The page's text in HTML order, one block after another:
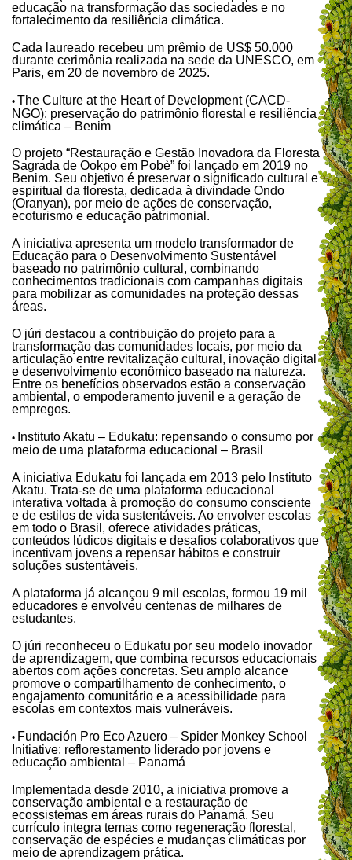
educação na transformação das sociedades e no
fortalecimento da resiliência climática.
Cada laureado recebeu um prêmio de US$ 50.000
durante cerimônia realizada na sede da UNESCO, em
Paris, em 20 de novembro de 2025.
• The Culture at the Heart of Development (CACD-
NGO): preservação do patrimônio florestal e resiliência
climática – Benim
O projeto “Restauração e Gestão Inovadora da Floresta
Sagrada de Ookpo em Pobè” foi lançado em 2019 no
Benim. Seu objetivo é preservar o significado cultural e
espiritual da floresta, dedicada à divindade Ondo
(Oranyan), por meio de ações de conservação,
ecoturismo e educação patrimonial.
A iniciativa apresenta um modelo transformador de
Educação para o Desenvolvimento Sustentável
baseado no patrimônio cultural, combinando
conhecimentos tradicionais com campanhas digitais
para mobilizar as comunidades na proteção dessas
áreas.
O júri destacou a contribuição do projeto para a
transformação das comunidades locais, por meio da
articulação entre revitalização cultural, inovação digital
e desenvolvimento econômico baseado na natureza.
Entre os benefícios observados estão a conservação
ambiental, o empoderamento juvenil e a geração de
empregos.
• Instituto Akatu – Edukatu: repensando o consumo por
meio de uma plataforma educacional – Brasil
A iniciativa Edukatu foi lançada em 2013 pelo Instituto
Akatu. Trata-se de uma plataforma educacional
interativa voltada à promoção do consumo consciente
e de estilos de vida sustentáveis. Ao envolver escolas
em todo o Brasil, oferece atividades práticas,
conteúdos lúdicos digitais e desafios colaborativos que
incentivam jovens a repensar hábitos e construir
soluções sustentáveis.
A plataforma já alcançou 9 mil escolas, formou 19 mil
educadores e envolveu centenas de milhares de
estudantes.
O júri reconheceu o Edukatu por seu modelo inovador
de aprendizagem, que combina recursos educacionais
abertos com ações concretas. Seu amplo alcance
promove o compartilhamento de conhecimento, o
engajamento comunitário e a acessibilidade para
escolas em contextos mais vulneráveis.
• Fundación Pro Eco Azuero – Spider Monkey School
Initiative: reflorestamento liderado por jovens e
educação ambiental – Panamá
Implementada desde 2010, a iniciativa promove a
conservação ambiental e a restauração de
ecossistemas em áreas rurais do Panamá. Seu
currículo integra temas como regeneração florestal,
conservação de espécies e mudanças climáticas por
meio de aprendizagem prática.